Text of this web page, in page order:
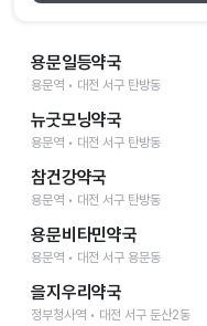
용문일등약국
용문역 • 대전 서구 탄방동
뉴굿모닝약국
용문역 • 대전 서구 탄방동
참건강약국
용문역 • 대전 서구 탄방동
용문비타민약국
용문역 • 대전 서구 용문동
을지우리약국
정부청사역 • 대전 서구 둔산2동